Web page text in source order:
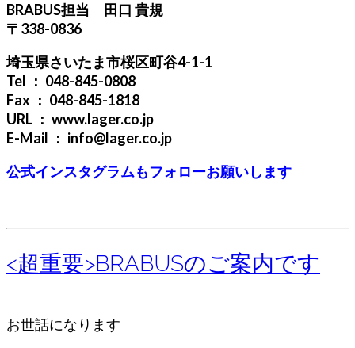
BRABUS担当 田口 貴規
〒338-0836
埼玉県さいたま市桜区町谷4-1-1
Tel ： 048-845-0808
Fax ： 048-845-1818
URL ： www.lager.co.jp
E-Mail ： info@lager.co.jp
公式インスタグラムもフォローお願いします
<超重要>BRABUSのご案内です
お世話になります